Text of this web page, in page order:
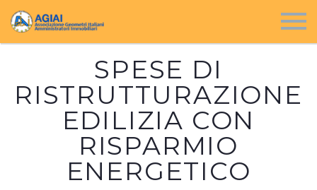
SPESE DI
RISTRUTTURAZIONE
EDILIZIA CON
RISPARMIO
ENERGETICO